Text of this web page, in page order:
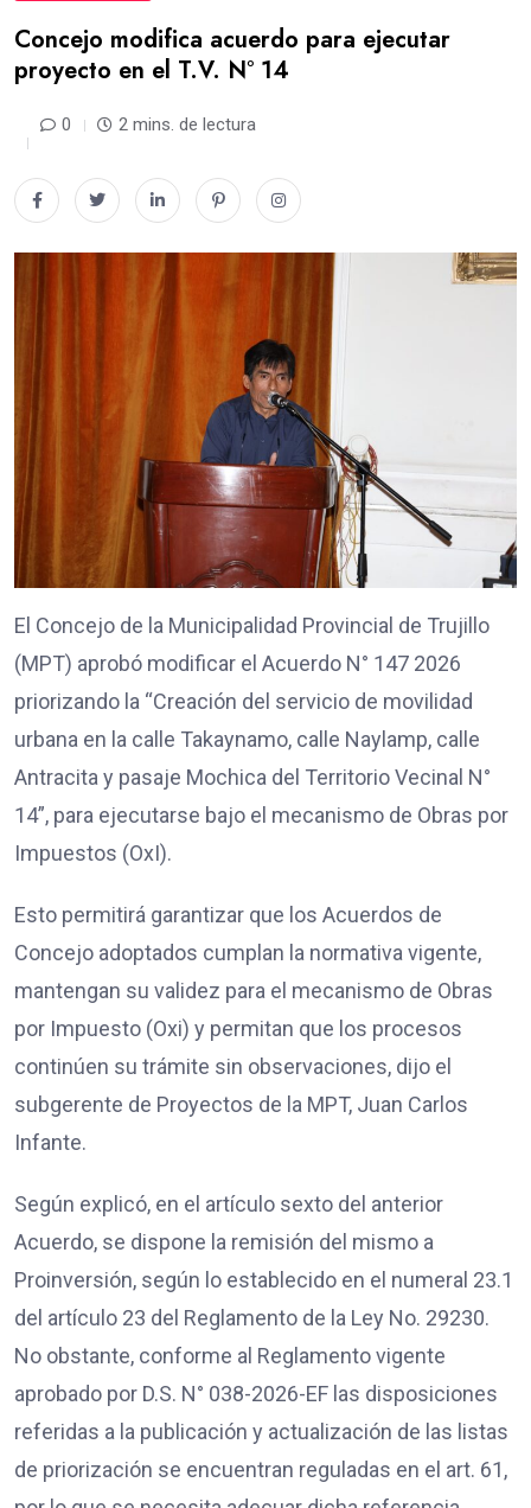
Concejo modifica acuerdo para ejecutar
proyecto en el T.V. N° 14
0 2 mins. de lectura
El Concejo de la Municipalidad Provincial de Trujillo
(MPT) aprobó modificar el Acuerdo N° 147 2026
priorizando la “Creación del servicio de movilidad
urbana en la calle Takaynamo, calle Naylamp, calle
Antracita y pasaje Mochica del Territorio Vecinal N°
14”, para ejecutarse bajo el mecanismo de Obras por
Impuestos (OxI).
Esto permitirá garantizar que los Acuerdos de
Concejo adoptados cumplan la normativa vigente,
mantengan su validez para el mecanismo de Obras
por Impuesto (Oxi) y permitan que los procesos
continúen su trámite sin observaciones, dijo el
subgerente de Proyectos de la MPT, Juan Carlos
Infante.
Según explicó, en el artículo sexto del anterior
Acuerdo, se dispone la remisión del mismo a
Proinversión, según lo establecido en el numeral 23.1
del artículo 23 del Reglamento de la Ley No. 29230.
No obstante, conforme al Reglamento vigente
aprobado por D.S. N° 038-2026-EF las disposiciones
referidas a la publicación y actualización de las listas
de priorización se encuentran reguladas en el art. 61,